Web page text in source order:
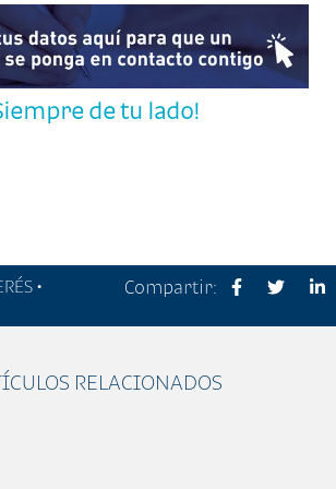
de tu lado!
•
Compartir:
RELACIONADOS